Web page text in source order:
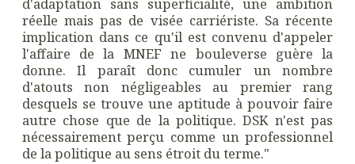
réelle mais pas de visée carriériste. Sa récente
implication dans ce qu'il est convenu d'appeler
l'affaire de la MNEF ne bouleverse guère la
donne. Il paraît donc cumuler un nombre
d'atouts non négligeables au premier rang
desquels se trouve une aptitude à pouvoir faire
autre chose que de la politique. DSK n'est pas
nécessairement perçu comme un professionnel
de la politique au sens étroit du terme."